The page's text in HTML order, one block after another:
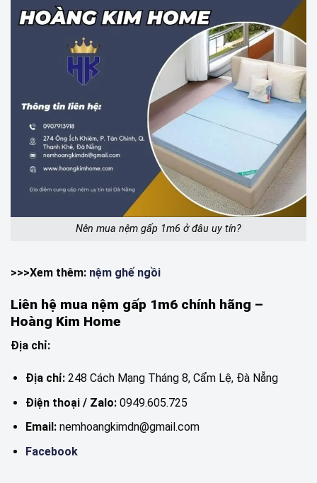
Nên mua nệm gấp 1m6 ở đâu uy tín?
>>>Xem thêm: nệm ghế ngồi
Liên hệ mua nệm gấp 1m6 chính hãng –
Hoàng Kim Home
Địa chỉ:
Địa chỉ:248 Cách Mạng Tháng 8, Cẩm Lệ, Đà Nẵng
Điện thoại / Zalo:0949.605.725
Email: nemhoangkimdn@gmail.com
Facebook